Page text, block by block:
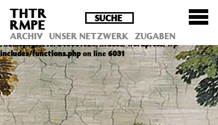
Deprecated : Die Funktion post_permalink ist seit
Version 4.4.0 veraltet! Verwende stattdessen
get_permalink(). in
/homepages/10/d43051023/htdocs/wordpress/wp-
includes/functions.phpon line 6031
THTR
RMPE
ARCHIV UNSER NETZWERK ZUGABEN